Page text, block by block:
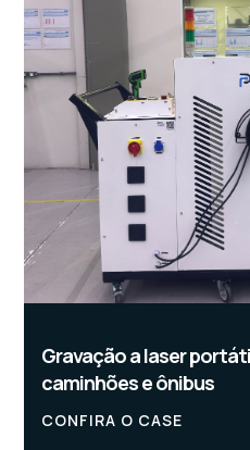
Gravação a laser
caminhões e ônibus
CONFIRA O CASE